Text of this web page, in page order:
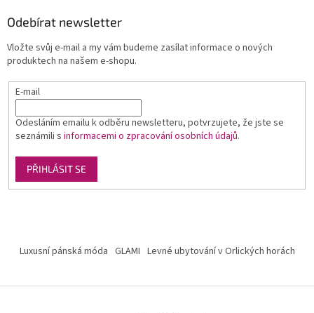
Odebírat newsletter
Vložte svůj e-mail a my vám budeme zasílat informace o nových
produktech na našem e-shopu.
E-mail
Odesláním emailu k odběru newsletteru, potvrzujete, že jste se
seznámili s informacemi o zpracování osobních údajů.
PŘIHLÁSIT SE
Luxusní pánská móda GLAMI Levné ubytování v Orlických horách